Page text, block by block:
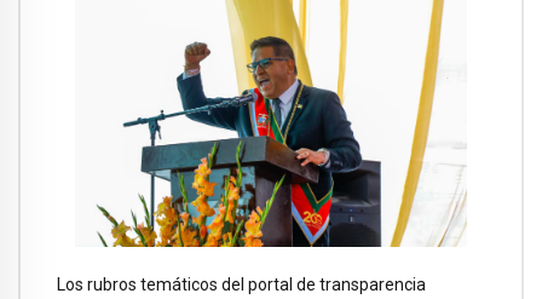
Los rubros temáticos del portal de transparencia